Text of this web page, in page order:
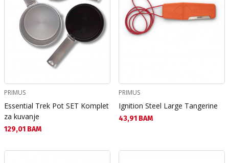
PRIMUS
Essential Trek Pot SET Komplet
za kuvanje
Текуща цена:
129,01 BAM
PRIMUS
Ignition Steel Large Tangerine
Текуща цена:
43,91 BAM